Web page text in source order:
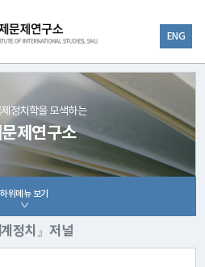
ENG
정치학을 모색하는
제연구소
하위메뉴 보기
계정치』저널